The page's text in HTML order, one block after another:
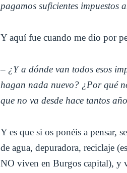
pagamos suficientes impuestos
Y aquí fue cuando me dio por
– ¿Y a dónde van todos esos
hagan nada nuevo? ¿Por qué
que no va desde hace tantos
Y es que si os ponéis a pensar,
de agua, depuradora, reciclaje
NO viven en Burgos capital), y